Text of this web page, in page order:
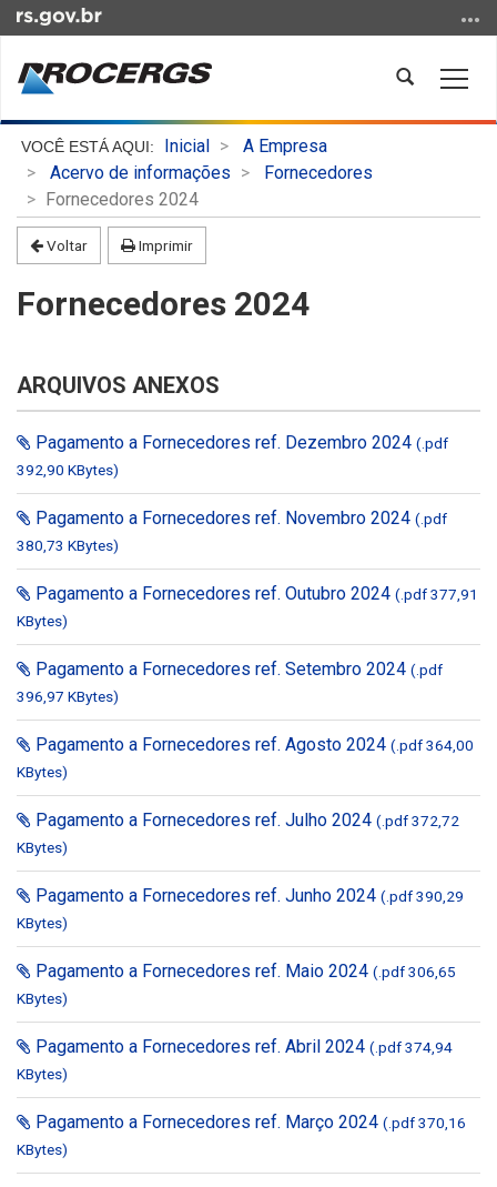
para
conteúdo
Ir
para
menu
para
busca
Abrir
busca
Início
conteúdo
Inicial
A Empresa
Acervo de informações
Fornecedores
Fornecedores 2024
Voltar Imprimir
Fornecedores 2024
ARQUIVOS ANEXOS
Pagamento a Fornecedores ref. Dezembro 2024 (.pdf
392,90 KBytes)
Pagamento a Fornecedores ref. Novembro 2024 (.pdf
380,73 KBytes)
Pagamento a Fornecedores ref. Outubro 2024 (.pdf 377,91
KBytes)
Pagamento a Fornecedores ref. Setembro 2024 (.pdf
396,97 KBytes)
Pagamento a Fornecedores ref. Agosto 2024 (.pdf 364,00
KBytes)
Pagamento a Fornecedores ref. Julho 2024 (.pdf 372,72
KBytes)
Pagamento a Fornecedores ref. Junho 2024 (.pdf 390,29
KBytes)
Pagamento a Fornecedores ref. Maio 2024 (.pdf 306,65
KBytes)
Pagamento a Fornecedores ref. Abril 2024 (.pdf 374,94
KBytes)
Pagamento a Fornecedores ref. Março 2024 (.pdf 370,16
KBytes)